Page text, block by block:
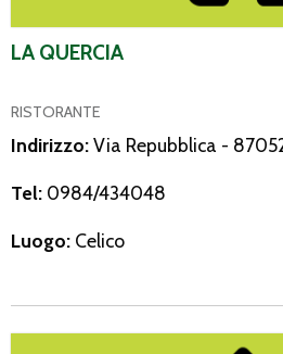
LA QUERCIA
RISTORANTE
Indirizzo:Via Repubblica -
Tel: 0984/434048
Luogo: Celico